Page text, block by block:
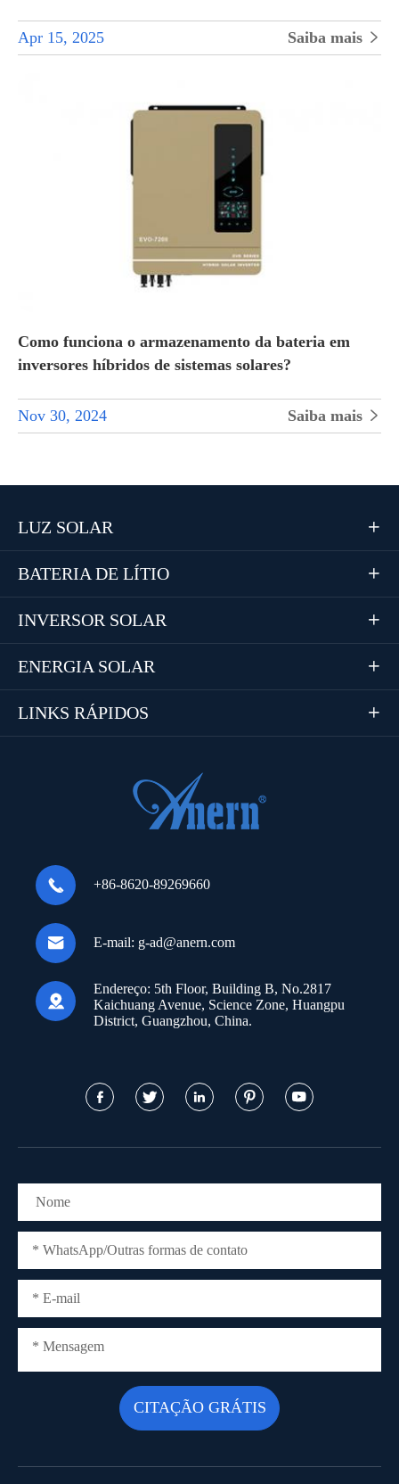
Apr 15, 2025 Saiba mais 
Como funciona o armazenamento da bateria em
inversores híbridos de sistemas solares?
Nov 30, 2024 Saiba mais 
LUZ SOLAR 
BATERIA DE LÍTIO 
INVERSOR SOLAR 
ENERGIA SOLAR 
LINKS RÁPIDOS 
 +86-8620-89269660
 E-mail: g-ad@anern.com

Endereço: 5th Floor, Building B, No.2817
Kaichuang Avenue, Science Zone, Huangpu
District, Guangzhou, China.
    